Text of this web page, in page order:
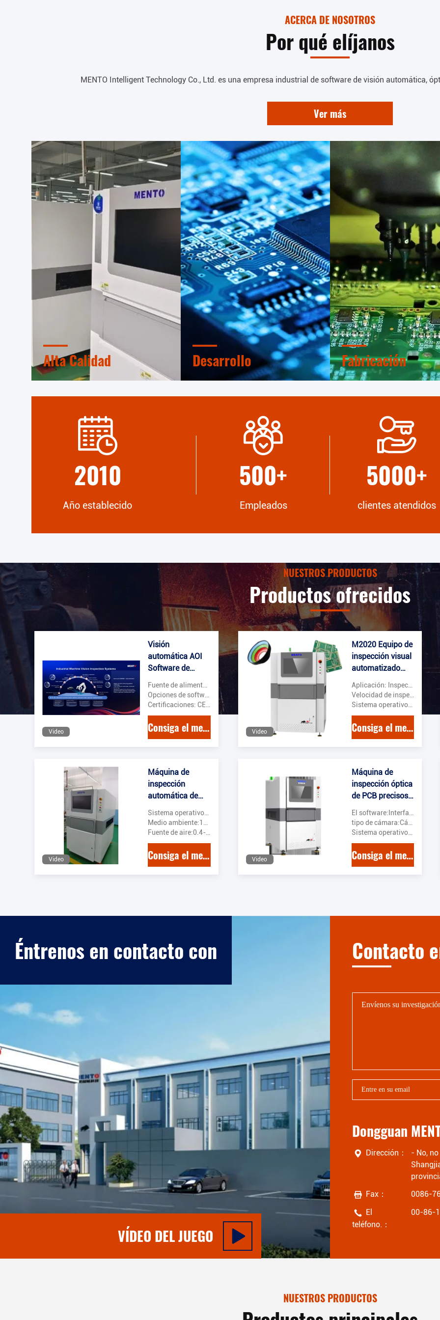
ACERCA DE NOSOTROS
Por qué elíjanos
MENTO Intelligent Technology Co., Ltd. es una empresa industrial de software de visión automática,
Ver más
Alta Calidad
crédito, RoSH y evaluación de la
empresa tiene un estricto sistema
de control de calidad y un
laboratorio de pruebas profesional.
Desarrollo
profesional y taller de maquinaria
desarrollar los productos que
necesita.
Fabricación
estrictamente sistema de
todos los terminales
allá de su demanda.
2010
Año establecido
500+
Empleados
5000+
clientes atendidos
NUESTROS PRODUCTOS
Productos ofrecidos
Video
Visión
automática AOI
Software de
inspección óptica
automatizada
Consiga el mejor precio Video
M2020 Equipo de
inspección visual
automatizado
AOI en SMT
Aplicación: Inspección de PCB
Velocidad de inspección: Hasta 25 cm2/s
Sistema operativo: Las ventanas
Consiga el mejor precio
Video
Máquina de
inspección
automática de
pasta de
soldadura óptica
sPI SMT Pick And
Place
Consiga el mejor precio Video
Máquina de
inspección óptica
de PCB precisos
Equipo AOI
automático
Sistema operativo:Windows 10 también
Consiga el mejor precio
Éntrenos en contacto con
VÍDEO DEL JUEGO
Contacto
Dirección：
- No,
Fax：
0086-
El
teléfono.：
00-86-
NUESTROS PRODUCTOS